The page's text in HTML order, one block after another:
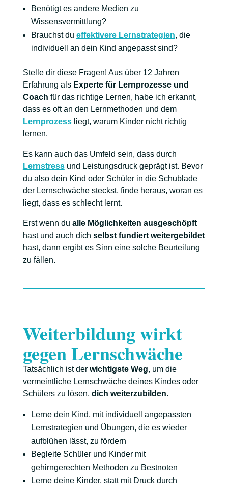
Benötigt es andere Medien zu
Wissensvermittlung?
Brauchst du effektivere Lernstrategien, die
individuell an dein Kind angepasst sind?
Stelle dir diese Fragen! Aus über 12 Jahren
Erfahrung als Experte für Lernprozesse und
Coach für das richtige Lernen, habe ich erkannt,
dass es oft an den Lernmethoden und dem
Lernprozess liegt, warum Kinder nicht richtig
lernen.
Es kann auch das Umfeld sein, dass durch
Lernstressund Leistungsdruck geprägt ist. Bevor
du also dein Kind oder Schüler in die Schublade
der Lernschwäche steckst, finde heraus, woran es
liegt, dass es schlecht lernt.
Erst wenn du alle Möglichkeiten ausgeschöpft
hast und auch dich selbst fundiert weitergebildet
hast, dann ergibt es Sinn eine solche Beurteilung
zu fällen.
Weiterbildung wirkt
gegen Lernschwäche
Tatsächlich ist der wichtigste Weg, um die
vermeintliche Lernschwäche deines Kindes oder
Schülers zu lösen, dich weiterzubilden.
Lerne dein Kind, mit individuell angepassten
Lernstrategien und Übungen, die es wieder
aufblühen lässt, zu fördern
Begleite Schüler und Kinder mit
gehirngerechten Methoden zu Bestnoten
Lerne deine Kinder, statt mit Druck durch